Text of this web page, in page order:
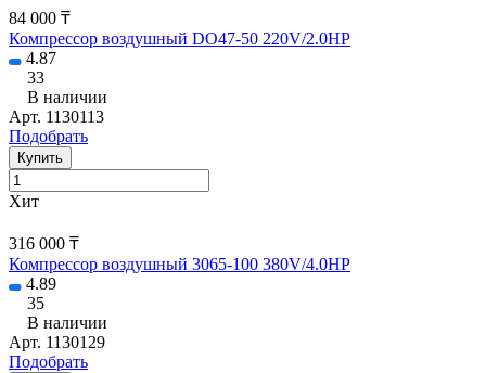
84 000 ₸
Компрессор воздушный DO47-50 220V/2.0HP
4.87
33
В наличии
Арт. 1130113
Подобрать
Купить
Хит
316 000 ₸
Компрессор воздушный 3065-100 380V/4.0HP
4.89
35
В наличии
Арт. 1130129
Подобрать